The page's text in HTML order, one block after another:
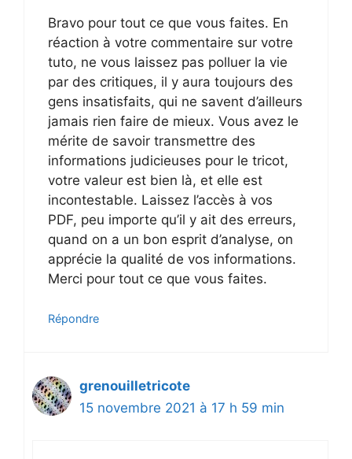
Bravo pour tout ce que vous faites. En
réaction à votre commentaire sur votre
tuto, ne vous laissez pas polluer la vie
par des critiques, il y aura toujours des
gens insatisfaits, qui ne savent d’ailleurs
jamais rien faire de mieux. Vous avez le
mérite de savoir transmettre des
informations judicieuses pour le tricot,
votre valeur est bien là, et elle est
incontestable. Laissez l’accès à vos
PDF, peu importe qu’il y ait des erreurs,
quand on a un bon esprit d’analyse, on
apprécie la qualité de vos informations.
Merci pour tout ce que vous faites.
Répondre
grenouilletricote
15 novembre 2021 à 17 h 59 min